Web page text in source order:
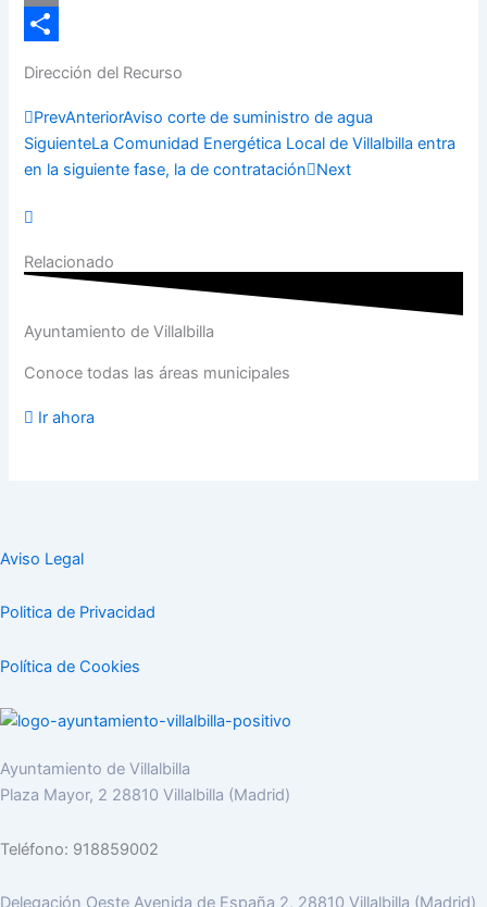
Email
Dirección del Recurso
PrevAnteriorAviso corte de suministro de agua
SiguienteLa Comunidad Energética Local de Villalbilla entra
en la siguiente fase, la de contratación
Next
Relacionado
Ayuntamiento de Villalbilla
Conoce todas las áreas municipales
Ir ahora
Aviso Legal
Politica de Privacidad
Política de Cookies
Ayuntamiento de Villalbilla
Plaza Mayor, 2 28810 Villalbilla (Madrid)
Teléfono: 918859002